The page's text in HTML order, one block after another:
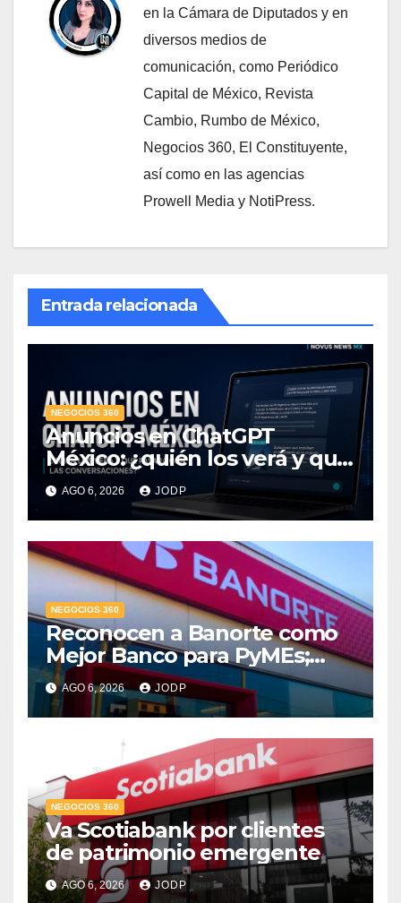
en la Cámara de Diputados y en
diversos medios de
comunicación, como Periódico
Capital de México, Revista
Cambio, Rumbo de México,
Negocios 360, El Constituyente,
así como en las agencias
Prowell Media y NotiPress.
Entrada relacionada
NEGOCIOS 360
Anuncios en ChatGPT
México: ¿quién los verá y qué
pasará con las
conversaciones?
AGO 6, 2026 JODP
NEGOCIOS 360
Reconocen a Banorte como
Mejor Banco para PyMEs;
supera 14% del mercado
crediticio
AGO 6, 2026 JODP
NEGOCIOS 360
Va Scotiabank por clientes
de patrimonio emergente
AGO 6, 2026 JODP